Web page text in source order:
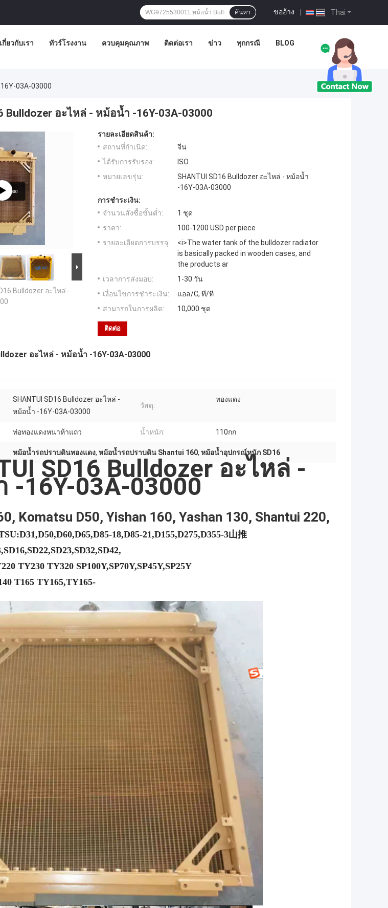
Thai
ขออ้าง |
ค้นหา
เกี่ยวกับเรา ทัวร์โรงงาน ควบคุมคุณภาพ ติดต่อเรา ข่าว ทุกกรณี BLOG
03A-03000
Bulldozer อะไหล่ - หม้อน้ำ -16Y-03A-03000
Bulldozer อะไหล่ -
รายละเอียดสินค้า:
สถานที่กำเนิด:
จีน
ได้รับการรับรอง:
ISO
หมายเลขรุ่น:
SHANTUI SD16 Bulldozer อะไหล่ - หม้อน้ำ
-16Y-03A-03000
การชำระเงิน:
จำนวนสั่งซื้อขั้นต่ำ:
1 ชุด
ราคา:
100-1200 USD per piece
รายละเอียดการบรรจุ:
<i>The water tank of the bulldozer radiator
is basically packed in wooden cases, and
the products ar
เวลาการส่งมอบ:
1-30 วัน
เงื่อนไขการชำระเงิน:
แอล/C, ที/ที
สามารถในการผลิต:
10,000 ชุด
ติดต่อ
อะไหล่ - หม้อน้ำ -16Y-03A-03000
SHANTUI SD16 Bulldozer อะไหล่ -
หม้อน้ำ -16Y-03A-03000
วัสดุ:
ทองแดง
ท่อทองแดงหนาห้าแถว น้ำหนัก: 110กก
หม้อน้ำรถปราบดินทองแดง, หม้อน้ำรถปราบดิน Shantui 160, หม้อน้ำอุปกรณ์หนัก SD16
SD16 Bulldozer อะไหล่ -
-16Y-03A-03000
Komatsu D50, Yishan 160, Yashan 130, Shantui 220,
18,D85-21,D155,D275,D355-3山推
TY230 TY320 SP100Y,SP70Y,SP45Y,SP25Y
T165 TY165,TY165-